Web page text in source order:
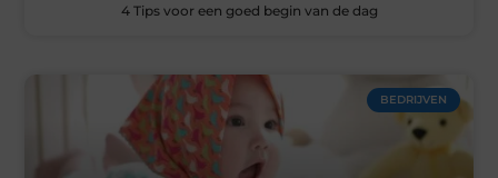
4 Tips voor een goed begin van de dag
BEDRIJVEN